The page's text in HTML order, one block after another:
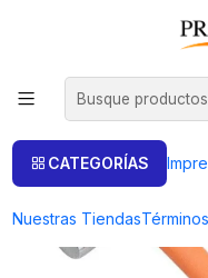
CATEGORÍAS
Nuestras Tiendas
MARTILLO